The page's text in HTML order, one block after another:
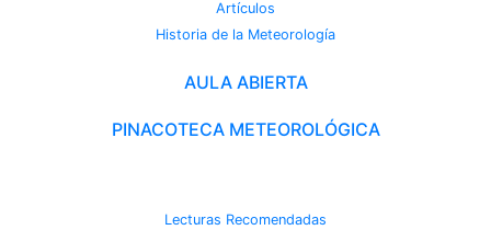
Artículos
Historia de la Meteorología
AULA ABIERTA
PINACOTECA METEOROLÓGICA
Lecturas Recomendadas